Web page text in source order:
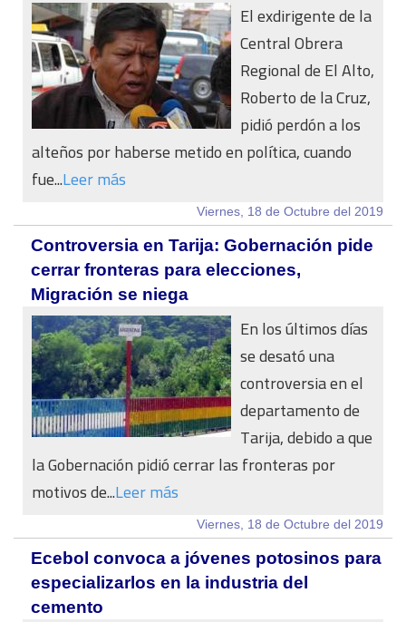
El exdirigente de la
Central Obrera
Regional de El Alto,
Roberto de la Cruz,
pidió perdón a los
alteños por haberse metido en política, cuando
fue...Leer más
Viernes, 18 de Octubre del 2019
Controversia en Tarija: Gobernación pide
cerrar fronteras para elecciones,
Migración se niega
En los últimos días
se desató una
controversia en el
departamento de
Tarija, debido a que
la Gobernación pidió cerrar las fronteras por
motivos de...Leer más
Viernes, 18 de Octubre del 2019
Ecebol convoca a jóvenes potosinos para
especializarlos en la industria del
cemento